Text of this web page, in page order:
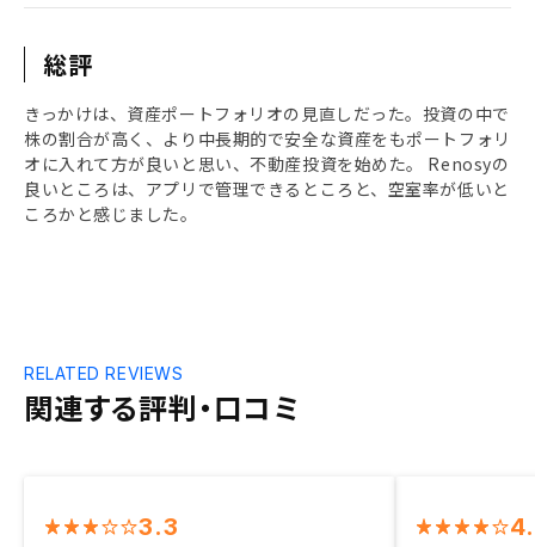
総評
きっかけは、資産ポートフォリオの見直しだった。投資の中で
株の割合が高く、より中長期的で安全な資産をもポートフォリ
オに入れて方が良いと思い、不動産投資を始めた。 Renosyの
良いところは、アプリで管理できるところと、空室率が低いと
ころかと感じました。
関連する評判・口コミ
RELATED REVIEWS
3.3